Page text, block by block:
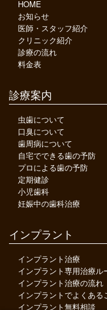
HOME
お知らせ
医師・スタッフ紹介
クリニック紹介
診療の流れ
料金表
診療案内
虫歯について
口臭について
歯周病について
自宅でできる歯の予防
プロによる歯の予防
定期健診
小児歯科
妊娠中の歯科治療
インプラント
インプラント治療
インプラント専用治療ル
インプラント治療の流れ
インプラントでよくある
インプラント無料相談